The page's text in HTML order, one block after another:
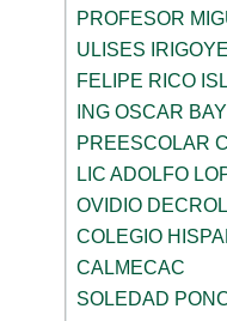
PROFESOR
ULISES
FELIPE RICO
ING OSCAR
PREESCOLAR
LIC ADOLFO
OVIDIO
COLEGIO
CALMECAC
SOLEDAD